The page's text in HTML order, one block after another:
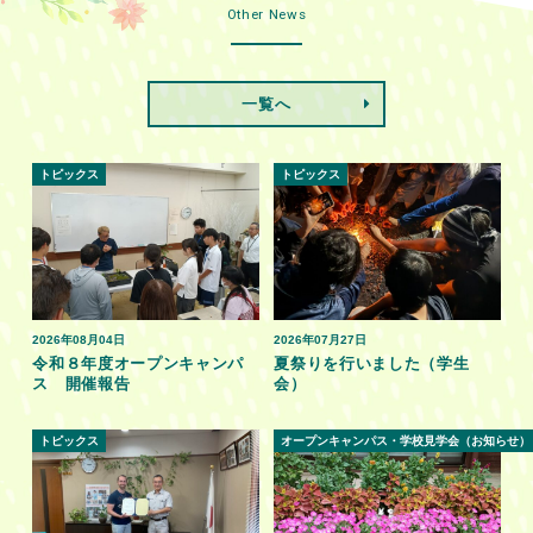
Other News
一覧へ
2026年08月04日
トピックス
令和８年度オープンキャンパ
ス 開催報告
2026年07月27日
トピックス
夏祭りを行いました（学生
会）
トピックス オープンキャンパス・学校見学会（お知らせ）